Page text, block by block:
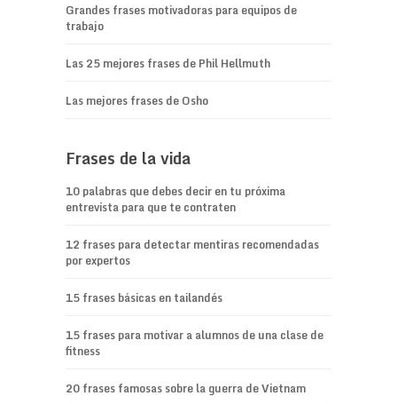
Grandes frases motivadoras para equipos de
trabajo
Las 25 mejores frases de Phil Hellmuth
Las mejores frases de Osho
Frases de la vida
10 palabras que debes decir en tu próxima
entrevista para que te contraten
12 frases para detectar mentiras recomendadas
por expertos
15 frases básicas en tailandés
15 frases para motivar a alumnos de una clase de
fitness
20 frases famosas sobre la guerra de Vietnam